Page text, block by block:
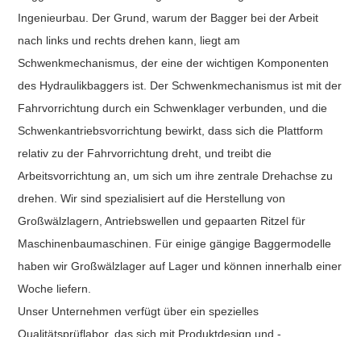
Ingenieurbau. Der Grund, warum der Bagger bei der Arbeit
nach links und rechts drehen kann, liegt am
Schwenkmechanismus, der eine der wichtigen Komponenten
des Hydraulikbaggers ist. Der Schwenkmechanismus ist mit der
Fahrvorrichtung durch ein Schwenklager verbunden, und die
Schwenkantriebsvorrichtung bewirkt, dass sich die Plattform
relativ zu der Fahrvorrichtung dreht, und treibt die
Arbeitsvorrichtung an, um sich um ihre zentrale Drehachse zu
drehen. Wir sind spezialisiert auf die Herstellung von
Großwälzlagern, Antriebswellen und gepaarten Ritzel für
Maschinenbaumaschinen. Für einige gängige Baggermodelle
haben wir Großwälzlager auf Lager und können innerhalb einer
Woche liefern.
Unser Unternehmen verfügt über ein spezielles
Qualitätsprüflabor, das sich mit Produktdesign und -